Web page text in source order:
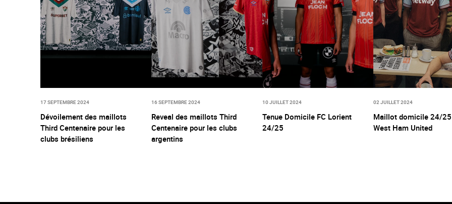
17 SEPTEMBRE 2024
Dévoilement des maillots
Third Centenaire pour les
clubs brésiliens
16 SEPTEMBRE 2024
Reveal des maillots Third
Centenaire pour les clubs
argentins
10 JUILLET 2024
Tenue Domicile FC Lorient
24/25
02 JUILLET 2024
Maillot domicile 24/
West Ham United